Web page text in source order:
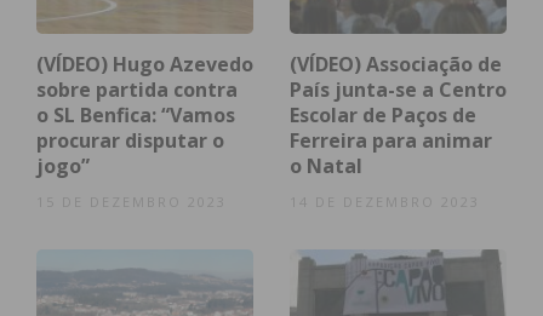
Eu li e concordo com ostermos e
condições
(VÍDEO) Hugo Azevedo
sobre partida contra
o SL Benfica: “Vamos
procurar disputar o
jogo”
(VÍDEO) Associação de
País junta-se a Centro
Escolar de Paços de
Ferreira para animar
o Natal
14 DE DEZEMBRO 2023